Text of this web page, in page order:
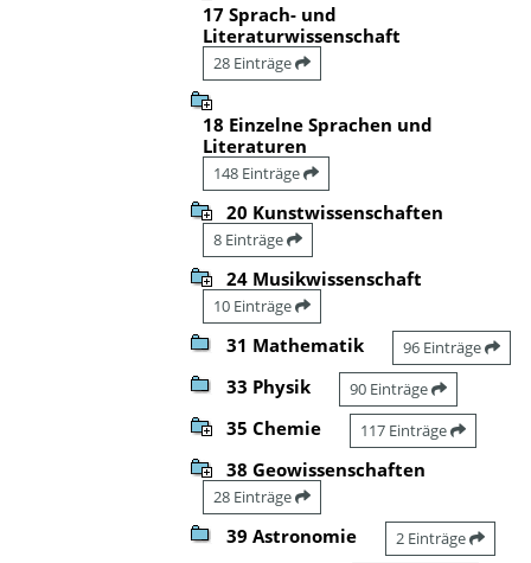
17 Sprach- und
Literaturwissenschaft
28 Einträge
18 Einzelne Sprachen und
Literaturen
148 Einträge
20 Kunstwissenschaften
8 Einträge
24 Musikwissenschaft
10 Einträge
31 Mathematik 96 Einträge
33 Physik 90 Einträge
35 Chemie 117 Einträge
38 Geowissenschaften
28 Einträge
39 Astronomie 2 Einträge